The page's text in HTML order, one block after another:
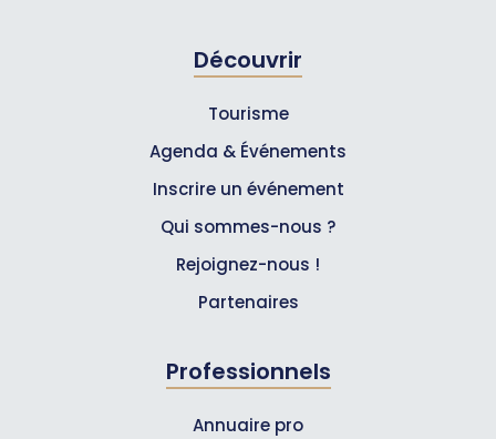
Découvrir
Tourisme
Agenda & Événements
Inscrire un événement
Qui sommes-nous ?
Rejoignez-nous !
Partenaires
Professionnels
Annuaire pro